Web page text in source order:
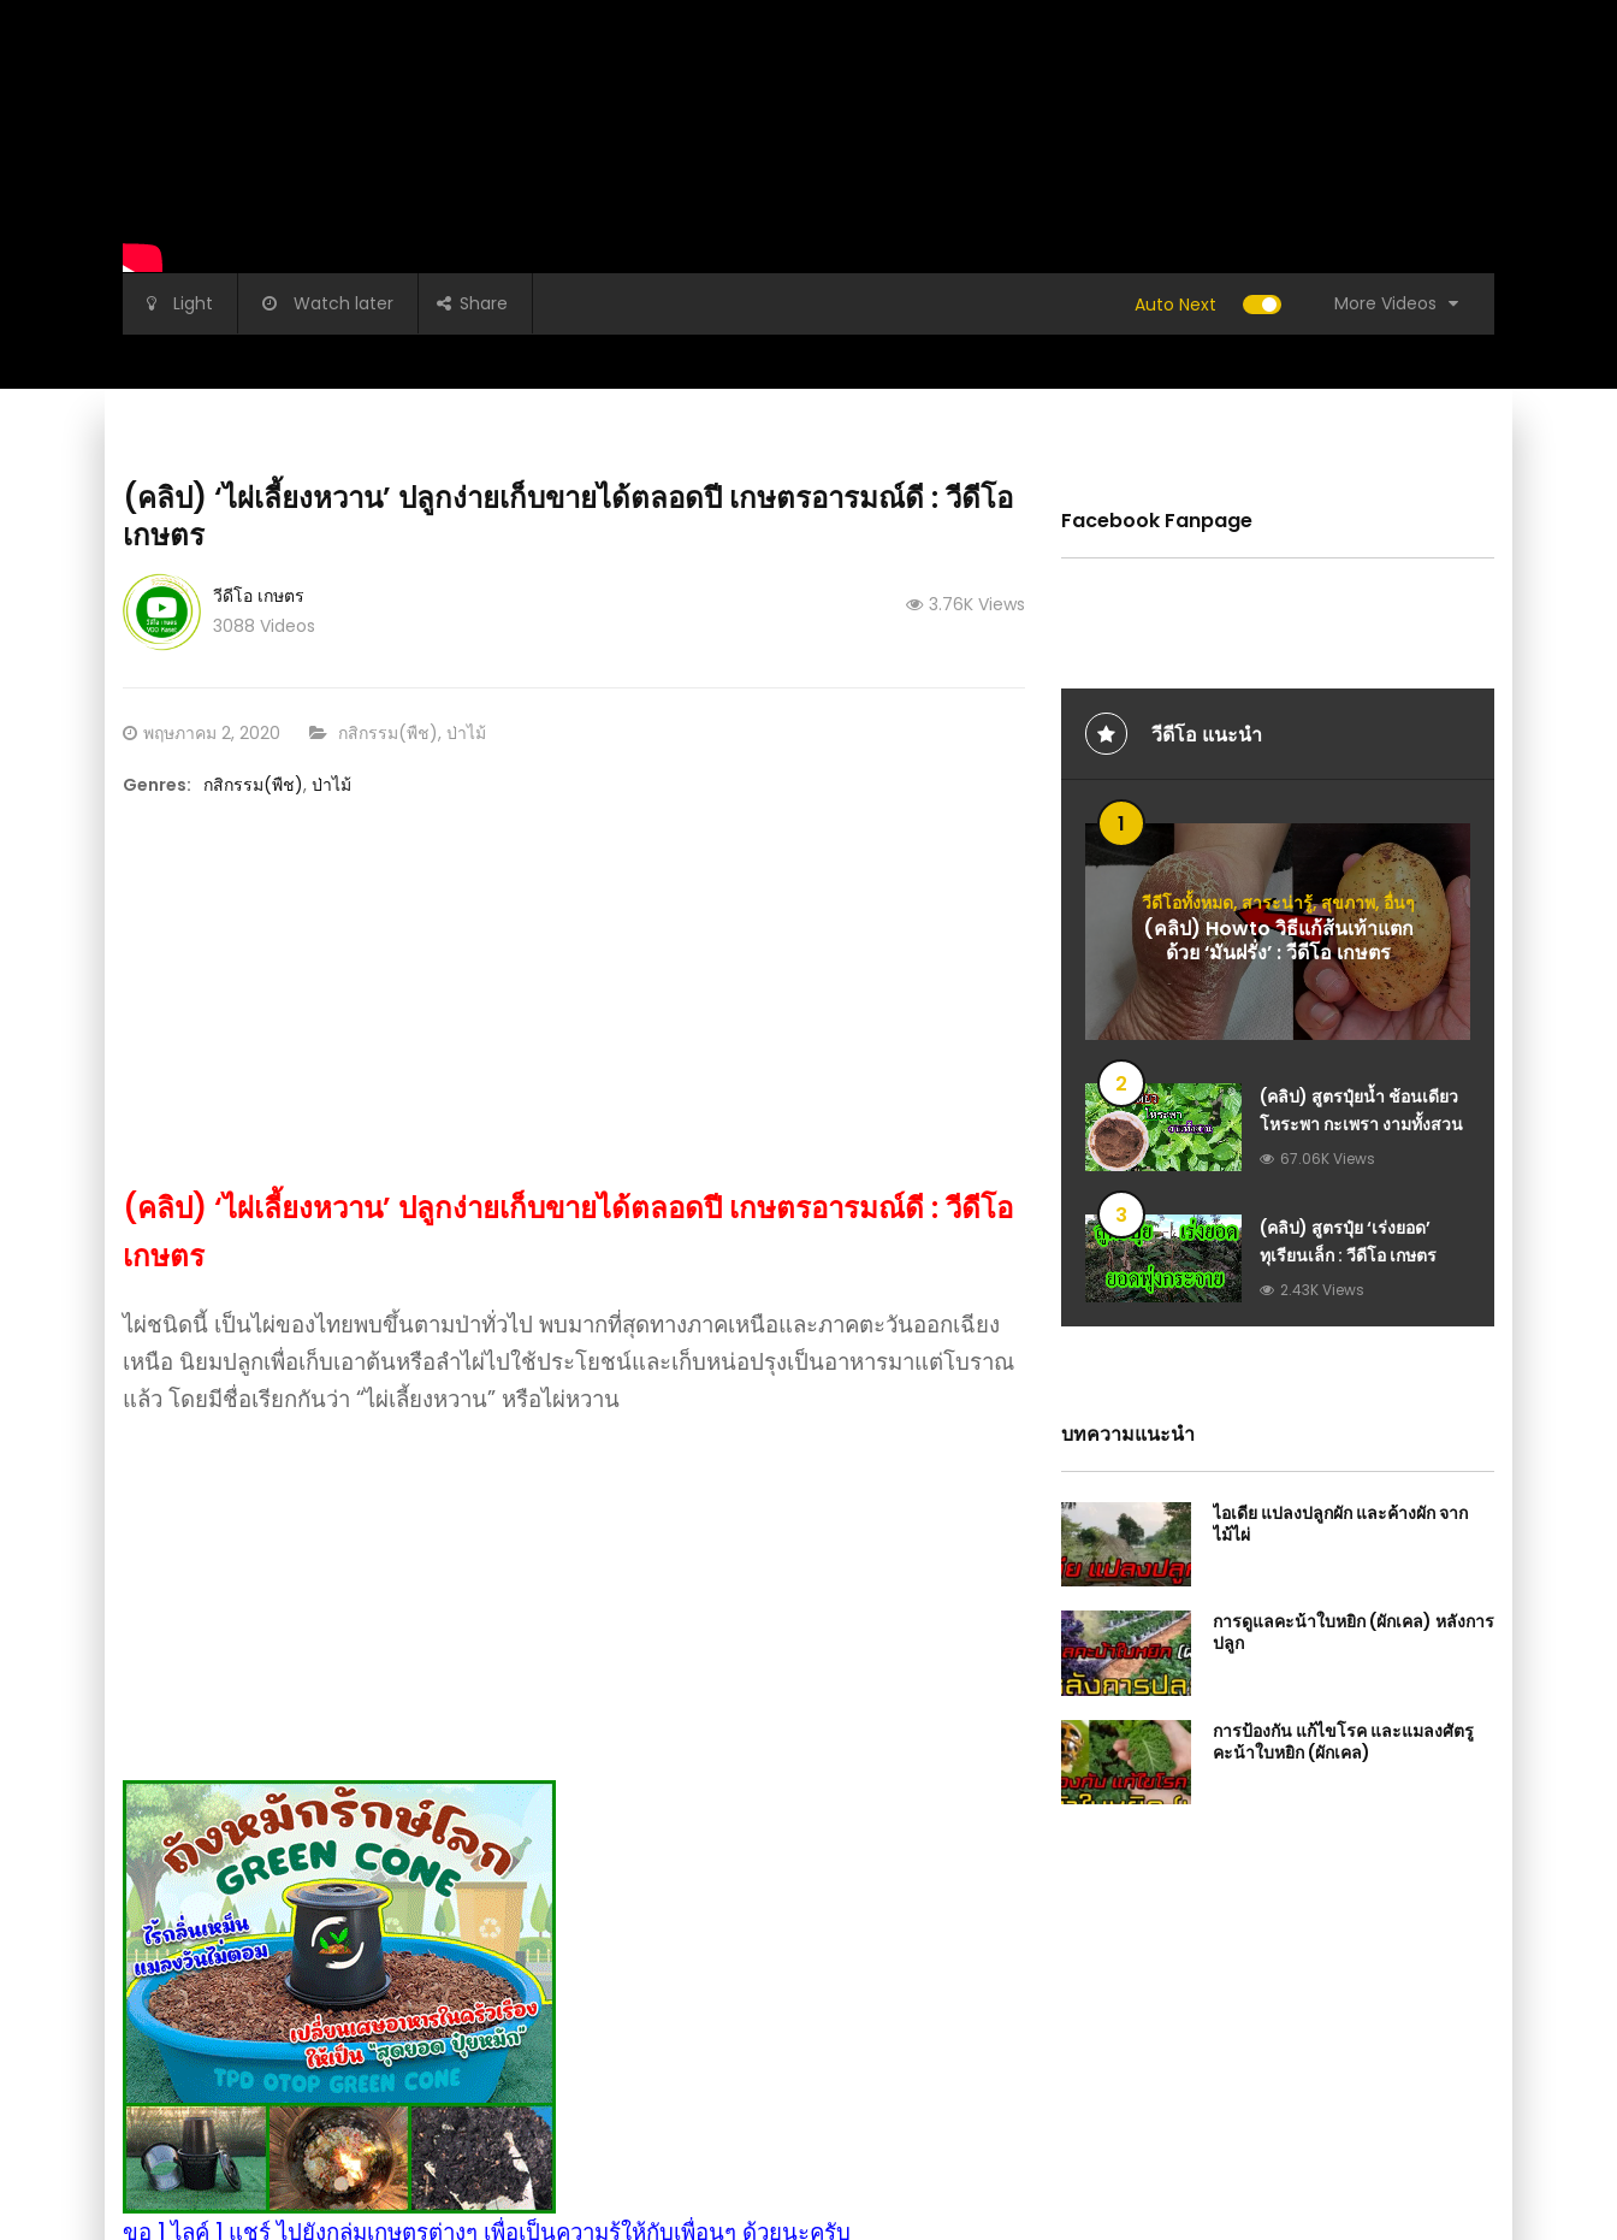
Light Watch later Share Auto Next More Videos
ล่มดแมลง บำรุงพืชผัก
พริกเน่าใบหงิก :
(คลิป) ใช้ชีวิตหลังเกษียณให้มีความสุข ตอน ‘เสียบ
ข้างมะนาว’ EP1 l Pai91.5 : วีดีโอ เกษตร
(คลิป) ‘ไผ่เลี้ยงหวาน’ ปลูกง่ายเก็บขายได้ตลอดปี เกษตรอารมณ์ดี : วีดีโอ
เกษตร
วีดีโอ เกษตร
3088 Videos
3.76K Views
Posted
พฤษภาคม 2, 2020 CATEGORY:
กสิกรรม(พืช), ป่าไม้
Genres: กสิกรรม(พืช), ป่าไม้
(คลิป) ‘ไผ่เลี้ยงหวาน’ ปลูกง่ายเก็บขายได้ตลอดปี เกษตรอารมณ์ดี : วีดีโอ
เกษตร
ไผ่ชนิดนี้ เป็นไผ่ของไทยพบขึ้นตามป่าทั่วไป พบมากที่สุดทางภาคเหนือและภาคตะวันออกเฉียง
เหนือ นิยมปลูกเพื่อเก็บเอาต้นหรือลำไผ่ไปใช้ประโยชน์และเก็บหน่อปรุงเป็นอาหารมาแต่โบราณ
แล้ว โดยมีชื่อเรียกกันว่า “ไผ่เลี้ยงหวาน” หรือไผ่หวาน
ขอ 1 ไลค์ 1 แชร์ ไปยังกลุ่มเกษตรต่างๆ เพื่อเป็นความรู้ให้กับเพื่อนๆ ด้วยนะครับ
Facebook Fanpage
วีดีโอ แนะนำ
1
วีดีโอทั้งหมด, สาระน่ารู้,สุขภาพ,อื่นๆ
(คลิป) Howto วิธีแก้ส้นเท้าแตก
ด้วย ‘มันฝรั่ง’ : วีดีโอ เกษตร
2
(คลิป) สูตรปุ๋ยน้ำ ช้อนเดียว
โหระพา กะเพรา งามทั้งสวน
67.06K Views
3
(คลิป) สูตรปุ๋ย ‘เร่งยอด’
ทุเรียนเล็ก : วีดีโอ เกษตร
2.43K Views
บทความแนะนำ
ไอเดีย แปลงปลูกผัก และค้างผัก จาก
ไม้ไผ่
การดูแลคะน้าใบหยิก (ผักเคล) หลังการ
ปลูก
การป้องกัน แก้ไขโรค และแมลงศัตรู
คะน้าใบหยิก (ผักเคล)